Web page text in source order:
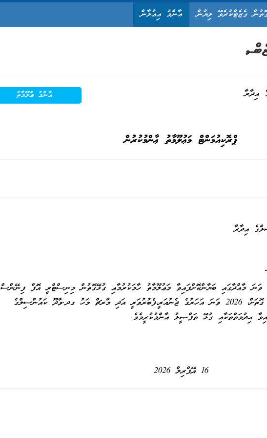
ގެޒެޓްކުރެވޭ ލިޔުން އާންމު އިޢުލާން
ޢާންމު މަޢުލޫމާތު
އިދާރާ
ޕްރޮކިއުމަންޓް މަޢުލޫމާތު ޢާންމުކުރުން
އިދާރާ
މިނިސްޓްރީ އޮފް ފިނޭންސް
އިން ނެރުއްވާފައިވާ ސަރކިއުލަރގައިވާ ގޮތަށް، 2026 ވަނަ އަހަރުގެ ޖެނުއަރީ،ފެބުރުވަރީ އަދި މާރޗް މަހު ގދ.ވާދޫ ކައުންސިލްގެ
ޙިދުމަތްތަކާއި ގުޅޭ ތަފްޞީލު އާންމުކުރީމެވެ.
16 އޭޕްރިލް 2026